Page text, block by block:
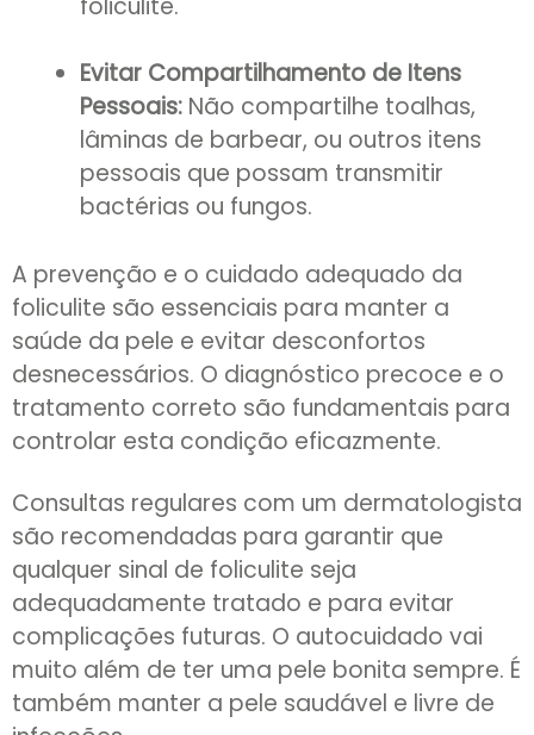
Evitar Compartilhamento de Itens
Pessoais: Não compartilhe toalhas,
lâminas de barbear, ou outros itens
pessoais que possam transmitir
bactérias ou fungos.
A prevenção e o cuidado adequado da
foliculite são essenciais para manter a
saúde da pele e evitar desconfortos
desnecessários. O diagnóstico precoce e o
tratamento correto são fundamentais para
controlar esta condição eficazmente.
Consultas regulares com um dermatologista
são recomendadas para garantir que
qualquer sinal de foliculite seja
adequadamente tratado e para evitar
complicações futuras. O autocuidado vai
muito além de ter uma pele bonita sempre. É
também manter a pele saudável e livre de